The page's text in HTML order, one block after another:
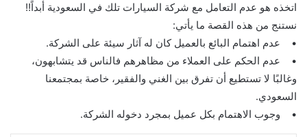
اتخذه هو عدم التعامل مع شركة السيارات تلك في السعودية أبداً!!
نستنج من هذه القصة ما يأتي:
• عدم اهتمام البائع بالعميل كان له آثار سيئة على الشركة.
• عدم الحكم على العملاء من مظاهرهم فالناس قد يتشابهون،
وغالبًا لا تستطيع أن تفرق بين الغني والفقير، خاصة بمجتمعنا
السعودي.
• وجوب الاهتمام بكل عميل بمجرد دخوله الشركة.